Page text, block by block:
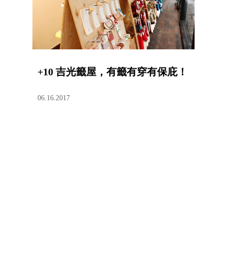
+10 吉光籤屋，有籤有穿有保庇！
06.16.2017